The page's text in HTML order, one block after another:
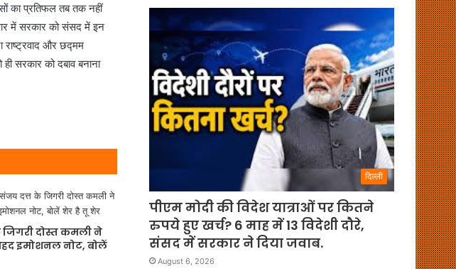
का प्रतिफल तब तक नहीं
में सरकार को संसद में इन
राष्ट्रवाद और छद्मम
सरकार को दबाव बनाना
दोस्त कमली ने
इमोशनल नोट, बोलें
दिल्ली
पीएम मोदी की विदेश यात्राओं पर कितने
रुपये हुए खर्च? 6 माह में 13 विदेशी दौरे,
संसद में सरकार ने दिया जवाब.
August 6, 2026